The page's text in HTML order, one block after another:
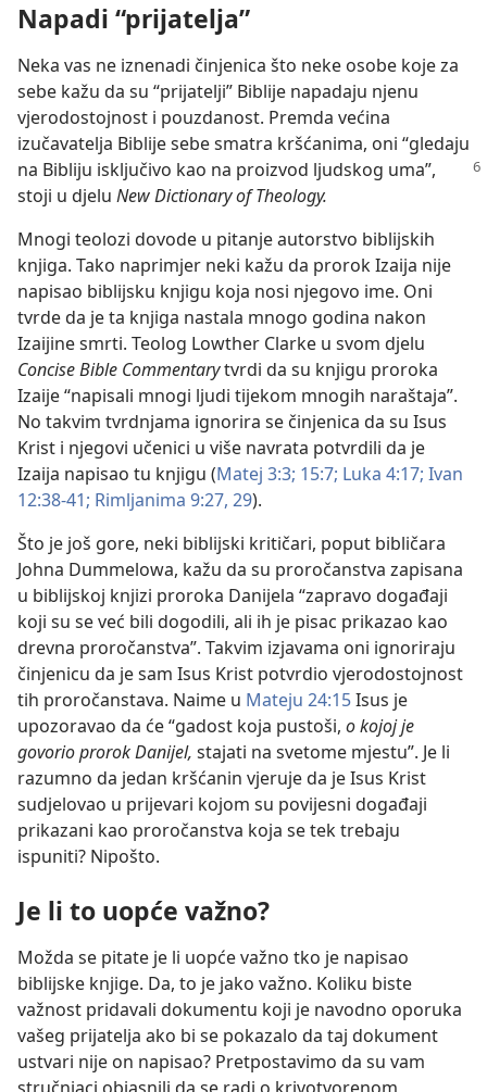
Napadi “prijatelja”
Neka vas ne iznenadi činjenica što neke osobe koje za
sebe kažu da su “prijatelji” Biblije napadaju njenu
vjerodostojnost i pouzdanost. Premda većina
izučavatelja Biblije sebe smatra kršćanima, oni “gledaju
na Bibliju isključivo kao na proizvod ljudskog uma”,
stoji u djelu New Dictionary of Theology.
Mnogi teolozi dovode u pitanje autorstvo biblijskih
knjiga. Tako naprimjer neki kažu da prorok Izaija nije
napisao biblijsku knjigu koja nosi njegovo ime. Oni
tvrde da je ta knjiga nastala mnogo godina nakon
Izaijine smrti. Teolog Lowther Clarke u svom djelu
Concise Bible Commentarytvrdi da su knjigu proroka
Izaije “napisali mnogi ljudi tijekom mnogih naraštaja”.
No takvim tvrdnjama ignorira se činjenica da su Isus
Krist i njegovi učenici u više navrata potvrdili da je
Izaija napisao tu knjigu (Matej 3:3; 15:7; Luka 4:17; Ivan
12:38-41; Rimljanima 9:27, 29).
Što je još gore, neki biblijski kritičari, poput bibličara
Johna Dummelowa, kažu da su proročanstva zapisana
u biblijskoj knjizi proroka Danijela “zapravo događaji
koji su se već bili dogodili, ali ih je pisac prikazao kao
drevna proročanstva”. Takvim izjavama oni ignoriraju
činjenicu da je sam Isus Krist potvrdio vjerodostojnost
tih proročanstava. Naime u Mateju 24:15Isus je
upozoravao da će “gadost koja pustoši, o kojoj je
govorio prorok Danijel, stajati na svetome mjestu”. Je li
razumno da jedan kršćanin vjeruje da je Isus Krist
sudjelovao u prijevari kojom su povijesni događaji
prikazani kao proročanstva koja se tek trebaju
ispuniti? Nipošto.
Je li to uopće važno?
Možda se pitate je li uopće važno tko je napisao
biblijske knjige. Da, to je jako važno. Koliku biste
važnost pridavali dokumentu koji je navodno oporuka
vašeg prijatelja ako bi se pokazalo da taj dokument
ustvari nije on napisao? Pretpostavimo da su vam